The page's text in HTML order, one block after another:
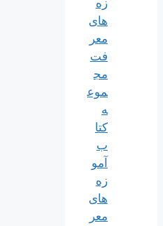
زه
های
معر
فت
مج
موع
ه
کتا
ب
آمو
زه
های
معر